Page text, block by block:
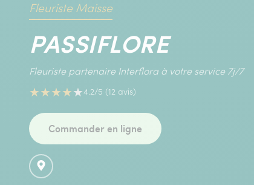
Fleuriste Maisse
PASSIFLORE
Fleuriste partenaire Interflora à votre service 7j/7
★★★★★4.2/5 (12 avis)
Commander en ligne